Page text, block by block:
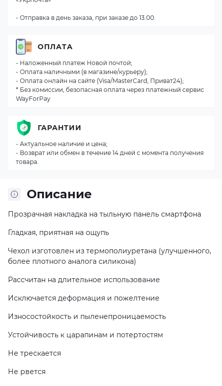
Описание
Прозрачная накладка на тыльную панель смартфона
Гладкая, приятная на ощупь
Чехол изготовлен из термополиуретана (улучшенного,
более плотного аналога силикона)
Рассчитан на длительное использование
Исключается деформация и пожелтение
Износостойкость и пыленепроницаемость
Устойчивость к царапинам и потертостям
Не трескается
Не рвется
- Отправка в день заказа, при заказе до 13.00.
ОПЛАТА
- Наложенный платеж Новой почтой;
- Оплата наличными (в магазине/курьеру);
- Оплата онлайн на сайте (Visa/MasterCard, Приват24);
* Без комиссии, безопасная оплата через платежный сервис
WayForPay
ГАРАНТИИ
- Актуальное наличие и цена;
- Возврат или обмен в течение 14 дней с момента получения
товара.